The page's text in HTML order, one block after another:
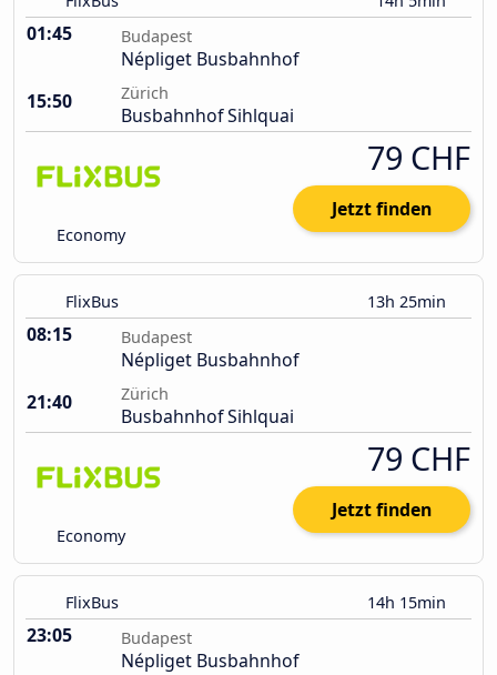
01:45 Budapest
Népliget Busbahnhof
15:50
Zürich
Busbahnhof Sihlquai
Economy
79 CHF
Jetzt finden
FlixBus 13h 25min
08:15 Budapest
Népliget Busbahnhof
21:40
Zürich
Busbahnhof Sihlquai
Economy
79 CHF
Jetzt finden
FlixBus 14h 15min
23:05 Budapest
Népliget Busbahnhof